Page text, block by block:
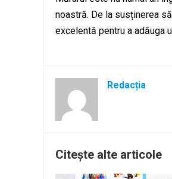
noastră. De la susținerea
excelentă pentru a adăuga
Redacția
Citește alte articole